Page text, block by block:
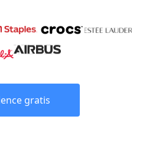
gratis